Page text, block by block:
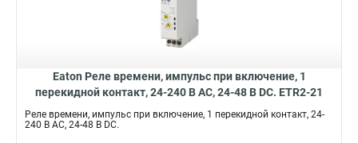
Eaton Реле времени, импульс при включение, 1
перекидной контакт, 24-240 В АС, 24-48 В DC. ETR2-21
Реле времени, импульс при включение, 1 перекидной контакт, 24-
240 В АС, 24-48 В DC.